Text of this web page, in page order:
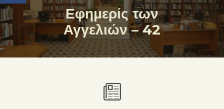
Εφημερίς των
Αγγελιών – 42
Η ΒΙΒΛΙΟΘΗΚΗ
ΟΙ ΣΥΛΛΟΓΈΣ
ΕΚΘΕΣΕΙΣ
ΨΗΦΙΑΚΌ ΑΡΧΕΊΟ